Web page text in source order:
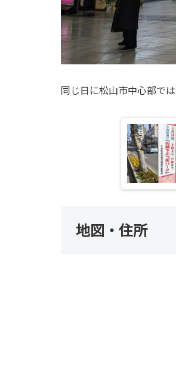
同じ日に松山市中心部で
地図・住所